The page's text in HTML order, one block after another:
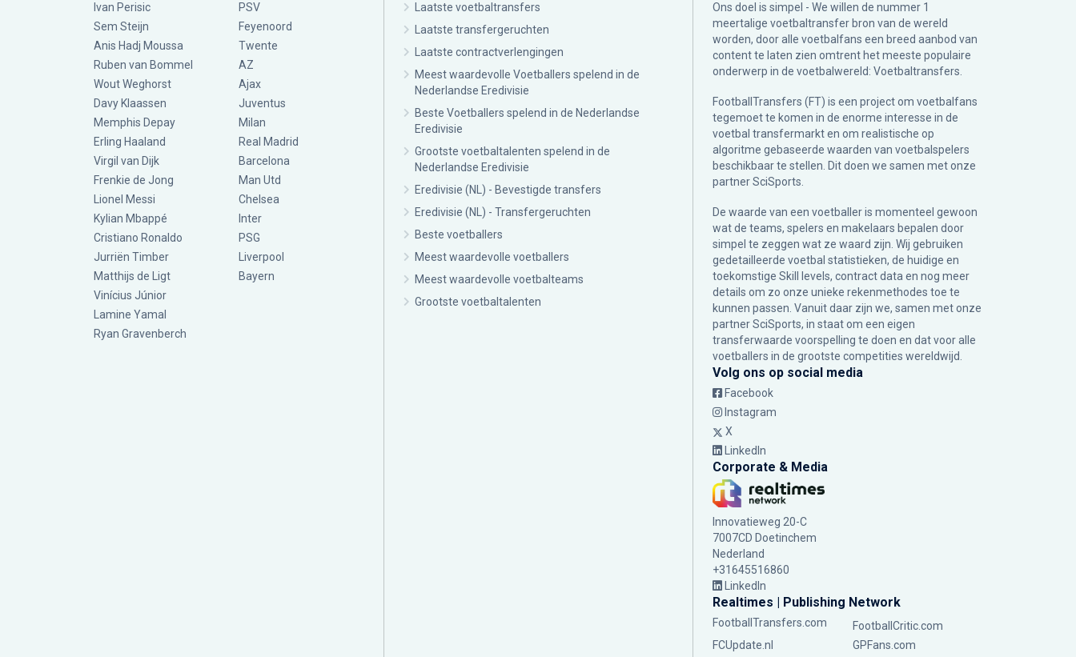
Ivan Perisic
Sem Steijn
Anis Hadj Moussa
Ruben van Bommel
Wout Weghorst
Davy Klaassen
Memphis Depay
Erling Haaland
Virgil van Dijk
Frenkie de Jong
Lionel Messi
Kylian Mbappé
Cristiano Ronaldo
Jurriën Timber
Matthijs de Ligt
Vinícius Júnior
Lamine Yamal
Ryan Gravenberch
PSV
Feyenoord
Twente
AZ
Ajax
Juventus
Milan
Real Madrid
Barcelona
Man Utd
Chelsea
Inter
PSG
Liverpool
Bayern
Laatste voetbaltransfers
Laatste transfergeruchten
Laatste contractverlengingen
Meest waardevolle Voetballers spelend in de
Nederlandse Eredivisie
Beste Voetballers spelend in de Nederlandse
Eredivisie
Grootste voetbaltalenten spelend in de
Nederlandse Eredivisie
Eredivisie (NL) - Bevestigde transfers
Eredivisie (NL) - Transfergeruchten
Beste voetballers
Meest waardevolle voetballers
Meest waardevolle voetbalteams
Grootste voetbaltalenten
Ons doel is simpel - We willen de nummer 1
meertalige voetbaltransfer bron van de wereld
worden, door alle voetbalfans een breed aanbod van
content te laten zien omtrent het meeste populaire
onderwerp in de voetbalwereld: Voetbaltransfers.
FootballTransfers (FT) is een project om voetbalfans
tegemoet te komen in de enorme interesse in de
voetbal transfermarkt en om realistische op
algoritme gebaseerde waarden van voetbalspelers
beschikbaar te stellen. Dit doen we samen met onze
partnerSciSports
De waarde van een voetballer is momenteel gewoon
wat de teams, spelers en makelaars bepalen door
simpel te zeggen wat ze waard zijn. Wij gebruiken
gedetailleerde voetbal statistieken, de huidige en
toekomstige Skill levels, contract data en nog meer
details om zo onze unieke rekenmethodes toe te
kunnen passen. Vanuit daar zijn we, samen met onze
partner SciSports, in staat om een eigen
transferwaarde voorspelling te doen en dat voor alle
voetballers in de grootste competities wereldwijd.
Volg ons op social media
Facebook
Instagram
X
LinkedIn
Corporate & Media
Innovatieweg 20-C
7007CD Doetinchem
Nederland
+31645516860
LinkedIn
Realtimes | Publishing Network
FootballTransfers.com
FootballCritic.com
FCUpdate.nl
GPFans.com